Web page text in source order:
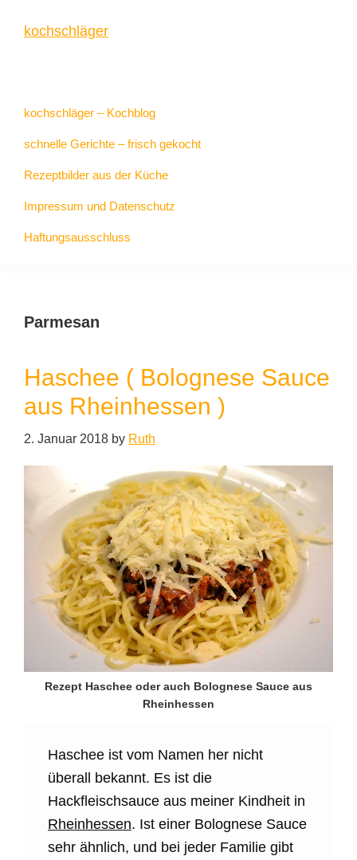
Hauptnavigation
Inhalt
Seitenspalte
kochschläger
kochschläger – Kochblog
schnelle Gerichte – frisch gekocht
Rezeptbilder aus der Küche
Impressum und Datenschutz
Haftungsausschluss
Parmesan
Haschee ( Bolognese Sauce
aus Rheinhessen )
2. Januar 2018 by Ruth
Rezept Haschee oder auch Bolognese Sauce aus
Rheinhessen
Haschee ist vom Namen her nicht
überall bekannt. Es ist die
Hackfleischsauce aus meiner Kindheit in
Rheinhessen. Ist einer Bolognese Sauce
sehr ähnlich, und bei jeder Familie gibt